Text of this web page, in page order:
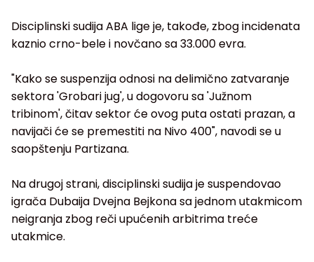
Disciplinski sudija ABA lige je, takođe, zbog incidenata
kaznio crno-bele i novčano sa 33.000 evra.
"Kako se suspenzija odnosi na delimično zatvaranje
sektora 'Grobari jug', u dogovoru sa 'Južnom
tribinom', čitav sektor će ovog puta ostati prazan, a
navijači će se premestiti na Nivo 400", navodi se u
saopštenju Partizana.
Na drugoj strani, disciplinski sudija je suspendovao
igrača Dubaija Dvejna Bejkona sa jednom utakmicom
neigranja zbog reči upućenih arbitrima treće
utakmice.